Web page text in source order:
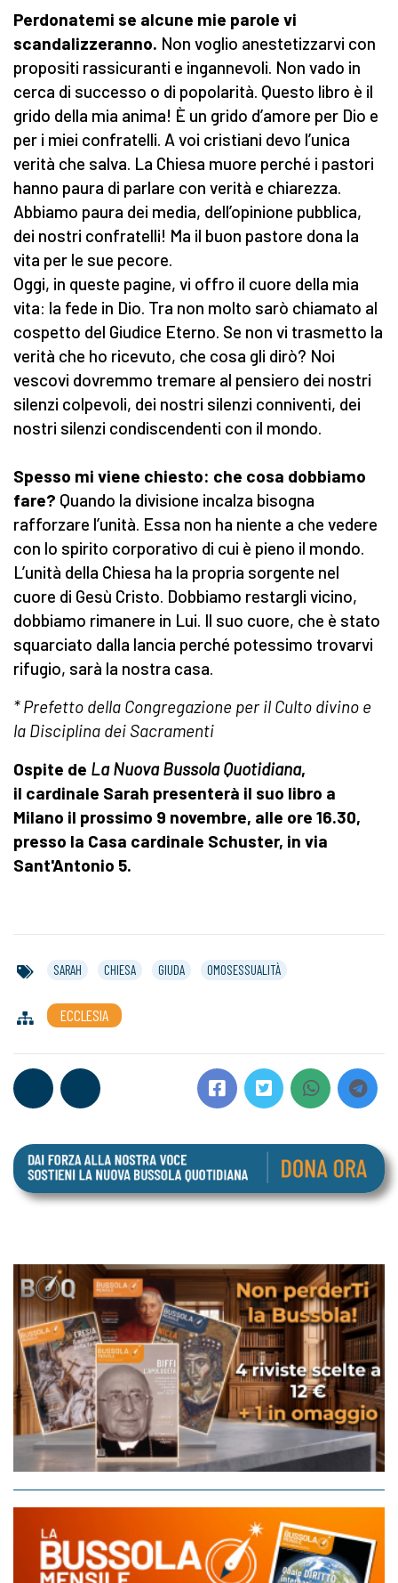
Perdonatemi se alcune mie parole vi
scandalizzeranno. Non voglio anestetizzarvi con
propositi rassicuranti e ingannevoli. Non vado in
cerca di successo o di popolarità. Questo libro è il
grido della mia anima! È un grido d’amore per Dio e
per i miei confratelli. A voi cristiani devo l’unica
verità che salva. La Chiesa muore perché i pastori
hanno paura di parlare con verità e chiarezza.
Abbiamo paura dei media, dell’opinione pubblica,
dei nostri confratelli! Ma il buon pastore dona la
vita per le sue pecore.
Oggi, in queste pagine, vi offro il cuore della mia
vita: la fede in Dio. Tra non molto sarò chiamato al
cospetto del Giudice Eterno. Se non vi trasmetto la
verità che ho ricevuto, che cosa gli dirò? Noi
vescovi dovremmo tremare al pensiero dei nostri
silenzi colpevoli, dei nostri silenzi conniventi, dei
nostri silenzi condiscendenti con il mondo.
Spesso mi viene chiesto: che cosa dobbiamo
fare? Quando la divisione incalza bisogna
rafforzare l’unità. Essa non ha niente a che vedere
con lo spirito corporativo di cui è pieno il mondo.
L’unità della Chiesa ha la propria sorgente nel
cuore di Gesù Cristo. Dobbiamo restargli vicino,
dobbiamo rimanere in Lui. Il suo cuore, che è stato
squarciato dalla lancia perché potessimo trovarvi
rifugio, sarà la nostra casa.
* Prefetto della Congregazione per il Culto divino e
la Disciplina dei Sacramenti
Ospite de La Nuova Bussola Quotidiana,
il cardinale Sarah presenterà il suo libro a
Milano il prossimo 9 novembre, alle ore 16.30,
presso la Casa cardinale Schuster, in via
Sant'Antonio 5.
SARAH CHIESA GIUDA OMOSESSUALITÀ
ECCLESIA